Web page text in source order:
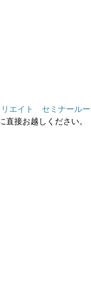
リエイト セミナールー
お越しください。